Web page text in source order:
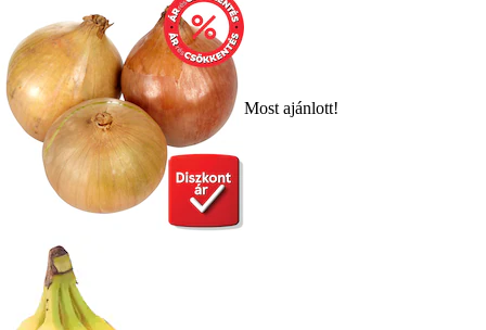
Most ajánlott!